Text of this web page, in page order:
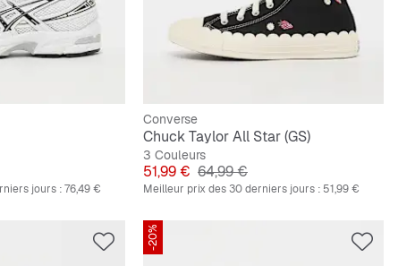
jours :76,49 €
Converse
Chuck Taylor All Star (GS)
3 Couleurs
Prix
51,99 € Prix original
64,99 €
Meilleur prix des 30 derniers jours : 51,99 €
-20%